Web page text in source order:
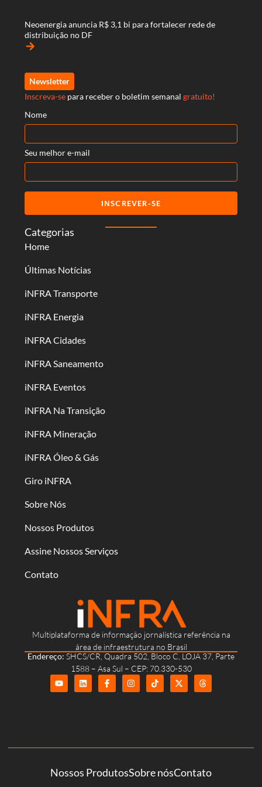
Multiplataforma de informação jornalística referência na
área de infraestrutura no Brasil
Endereço: SHCS/CR, Quadra 502, Bloco C, LOJA 37, Parte
1588 – Asa Sul – CEP: 70.330-530
Categorias
Home
Últimas Notícias
iNFRA Transporte
iNFRA Energia
iNFRA Cidades
iNFRA Saneamento
iNFRA Eventos
iNFRA Na Transição
iNFRA Mineração
iNFRA Óleo & Gás
Giro iNFRA
Sobre Nós
Nossos Produtos
Assine Nossos Serviços
Contato
Neoenergia anuncia R$ 3,1 bi para fortalecer rede de
distribuição no DF
arrow_forward
Newsletter
Inscreva-se para receber o boletim semanal gratuito!
Nome
Seu melhor e-mail
INSCREVER-SE
Nossos ProdutosSobre nósContato